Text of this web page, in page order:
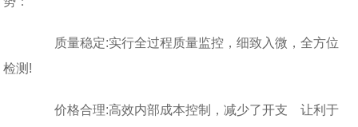
质量稳定:实行全过程质量监控，细致入微，全方位
检测!
价格合理:高效内部成本控制，减少了开支 让利于